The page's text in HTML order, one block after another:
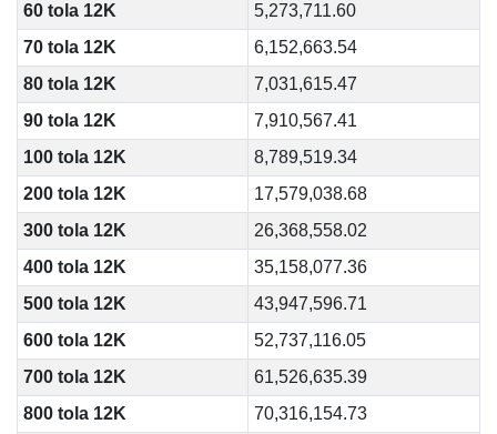
60 tola 12K
5,273,711.60
70 tola 12K
6,152,663.54
80 tola 12K
7,031,615.47
90 tola 12K
7,910,567.41
100 tola 12K
8,789,519.34
200 tola 12K
17,579,038.68
300 tola 12K
26,368,558.02
400 tola 12K
35,158,077.36
500 tola 12K
43,947,596.71
600 tola 12K
52,737,116.05
700 tola 12K
61,526,635.39
800 tola 12K
70,316,154.73